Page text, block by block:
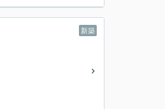
新築